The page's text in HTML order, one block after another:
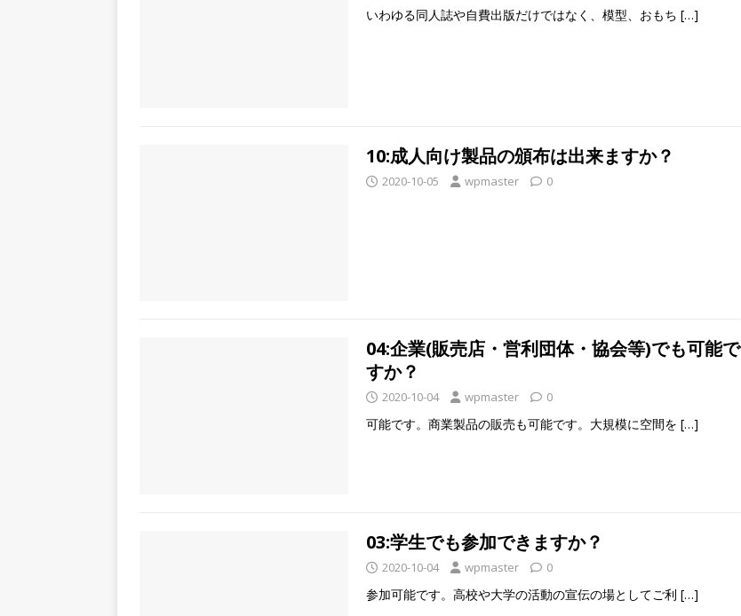
いわゆる同人誌や自費出版だけではなく、模型、おもち […]
10:成人向け製品の頒布は出来ますか？
2020-10-05 wpmaster 0
04:企業(販売店・営利団体・協会等)でも可能で
すか？
2020-10-04 wpmaster 0
可能です。商業製品の販売も可能です。大規模に空間を […]
03:学生でも参加できますか？
2020-10-04 wpmaster 0
参加可能です。高校や大学の活動の宣伝の場としてご利 […]